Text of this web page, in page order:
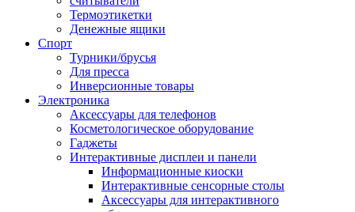
Термоэтикетки
Денежные ящики
Спорт
Турники/брусья
Для пресса
Инверсионные товары
Электроника
Аксессуары для телефонов
Косметологическое оборудование
Гаджеты
Интерактивные дисплеи и панели
Информационные киоски
Интерактивные сенсорные столы
Аксессуары для интерактивного